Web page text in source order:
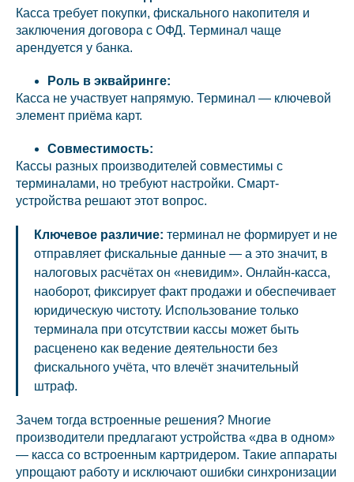
Касса требует покупки, фискального накопителя и
заключения договора с ОФД. Терминал чаще
арендуется у банка.
Роль в эквайринге:
Касса не участвует напрямую. Терминал — ключевой
элемент приёма карт.
Совместимость:
Кассы разных производителей совместимы с
терминалами, но требуют настройки. Смарт-
устройства решают этот вопрос.
Ключевое различие: терминал не формирует и не
отправляет фискальные данные — а это значит, в
налоговых расчётах он «невидим». Онлайн-касса,
наоборот, фиксирует факт продажи и обеспечивает
юридическую чистоту. Использование только
терминала при отсутствии кассы может быть
расценено как ведение деятельности без
фискального учёта, что влечёт значительный
штраф.
Зачем тогда встроенные решения? Многие
производители предлагают устройства «два в одном»
— касса со встроенным картридером. Такие аппараты
упрощают работу и исключают ошибки синхронизации